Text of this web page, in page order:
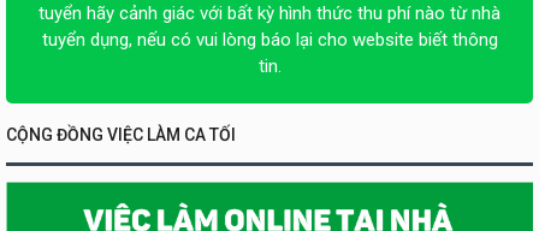
tuyển hãy cảnh giác với bất kỳ hình thức thu phí nào từ nhà
tuyển dụng, nếu có vui lòng báo lại cho website biết thông
tin.
CỘNG ĐỒNG VIỆC LÀM CA TỐI